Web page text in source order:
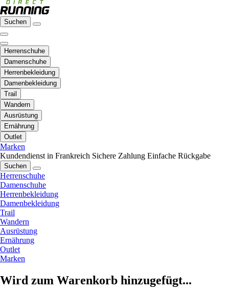
Suchen
Herrenschuhe
Damenschuhe
Herrenbekleidung
Damenbekleidung
Trail
Wandern
Ausrüstung
Ernährung
Outlet
Marken
Kundendienst in Frankreich Sichere Zahlung Einfache Rückgabe
Suchen
Herrenschuhe
Damenschuhe
Herrenbekleidung
Damenbekleidung
Trail
Wandern
Ausrüstung
Ernährung
Outlet
Marken
Wird zum Warenkorb hinzugefügt...